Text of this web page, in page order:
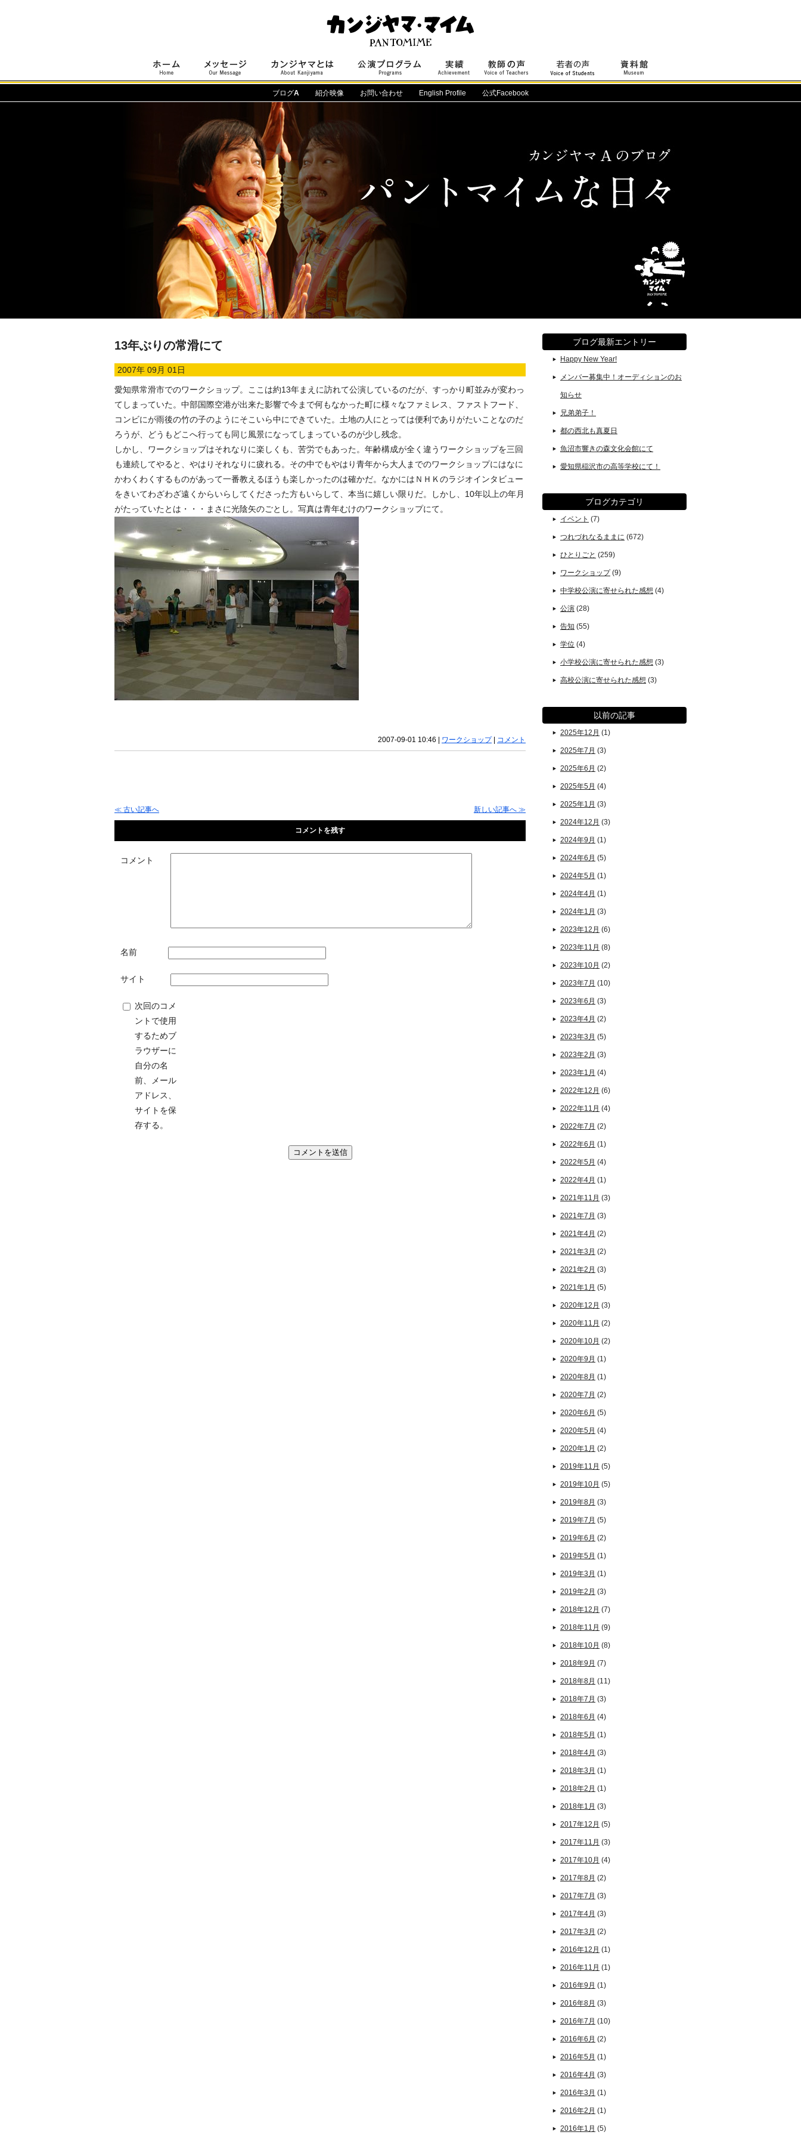
ブログA 紹介映像 お問い合わせ English Profile 公式Facebook
13年ぶりの常滑にて
2007年 09月 01日
愛知県常滑市でのワークショップ。ここは約13年まえに訪れて公演しているのだが、すっかり町並みが変わっ
てしまっていた。中部国際空港が出来た影響で今まで何もなかった町に様々なファミレス、ファストフード、
コンビにが雨後の竹の子のようにそこいら中にできていた。土地の人にとっては便利でありがたいことなのだ
ろうが、どうもどこへ行っても同じ風景になってしまっているのが少し残念。
しかし、ワークショップはそれなりに楽しくも、苦労でもあった。年齢構成が全く違うワークショップを三回
も連続してやると、やはりそれなりに疲れる。その中でもやはり青年から大人までのワークショップにはなに
かわくわくするものがあって一番教えるほうも楽しかったのは確かだ。なかにはＮＨＫのラジオインタビュー
をきいてわざわざ遠くからいらしてくださった方もいらして、本当に嬉しい限りだ。しかし、10年以上の年月
がたっていたとは・・・まさに光陰矢のごとし。写真は青年むけのワークショップにて。
2007-09-01 10:46 ワークショップ コメント
≪ 古い記事へ 新しい記事へ ≫
コメントを残す
コメント
名前
サイト
次回のコメ
ントで使用
するためブ
ラウザーに
自分の名
前、メール
アドレス、
サイトを保
存する。
ブログ最新エントリー
Happy New Year!
メンバー募集中！オーディションのお
知らせ
兄弟弟子！
都の西北も真夏日
魚沼市響きの森文化会館にて
愛知県稲沢市の高等学校にて！
ブログカテゴリ
イベント (7)
つれづれなるままに (672)
ひとりごと (259)
ワークショップ(9)
中学校公演に寄せられた感想 (4)
公演 (28)
告知 (55)
学位 (4)
小学校公演に寄せられた感想 (3)
高校公演に寄せられた感想 (3)
以前の記事
2025年12月 (1)
2025年7月 (3)
2025年6月 (2)
2025年5月 (4)
2025年1月 (3)
2024年12月 (3)
2024年9月 (1)
2024年6月 (5)
2024年5月 (1)
2024年4月 (1)
2024年1月 (3)
2023年12月 (6)
2023年11月 (8)
2023年10月 (2)
2023年7月 (10)
2023年6月 (3)
2023年4月 (2)
2023年3月 (5)
2023年2月 (3)
2023年1月 (4)
2022年12月 (6)
2022年11月 (4)
2022年7月 (2)
2022年6月 (1)
2022年5月 (4)
2022年4月 (1)
2021年11月 (3)
2021年7月 (3)
2021年4月 (2)
2021年3月 (2)
2021年2月 (3)
2021年1月 (5)
2020年12月 (3)
2020年11月 (2)
2020年10月 (2)
2020年9月 (1)
2020年8月 (1)
2020年7月 (2)
2020年6月 (5)
2020年5月 (4)
2020年1月 (2)
2019年11月 (5)
2019年10月 (5)
2019年8月 (3)
2019年7月 (5)
2019年6月 (2)
2019年5月 (1)
2019年3月 (1)
2019年2月 (3)
2018年12月 (7)
2018年11月 (9)
2018年10月 (8)
2018年9月 (7)
2018年8月 (11)
2018年7月 (3)
2018年6月 (4)
2018年5月 (1)
2018年4月 (3)
2018年3月 (1)
2018年2月 (1)
2018年1月 (3)
2017年12月 (5)
2017年11月 (3)
2017年10月 (4)
2017年8月 (2)
2017年7月 (3)
2017年4月 (3)
2017年3月 (2)
2016年12月 (1)
2016年11月 (1)
2016年9月 (1)
2016年8月 (3)
2016年7月 (10)
2016年6月 (2)
2016年5月 (1)
2016年4月 (3)
2016年3月 (1)
2016年2月 (1)
2016年1月 (5)